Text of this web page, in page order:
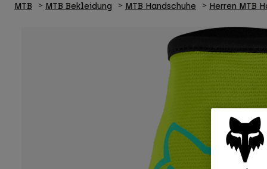
MTB MTB Bekleidung MTB Handschuhe Herren MTB